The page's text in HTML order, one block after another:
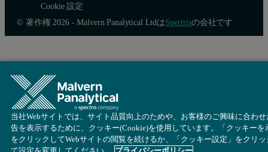
Operators have optimized water treatment control in the
Concern for plant operation increases as the zeta potential
appearance of flocculant
filter effluent quality
filter run times
Cookie 設定
© 著作権 2026 - Malvern Panalytical LtdはSpectrisの会社です
当社Webサイトでは、サイト品質向上のためや、お客様のご興味に合わせ
告を表示するために、クッキー(Cookie)を使用しています。「クッキーを
をクリックしてWebサイトの閲覧を続けるか、「クッキー設定」をクリッ